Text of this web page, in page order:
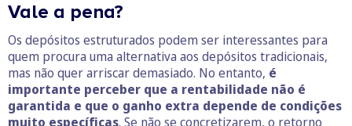
Vale a pena?
Os depósitos estruturados podem ser interessantes para
quem procura uma alternativa aos depósitos tradicionais,
mas não quer arriscar demasiado. No entanto, é
importante perceber que a rentabilidade não é
garantida e que o ganho extra depende de condições
muito específicas. Se não se concretizarem, o retorno